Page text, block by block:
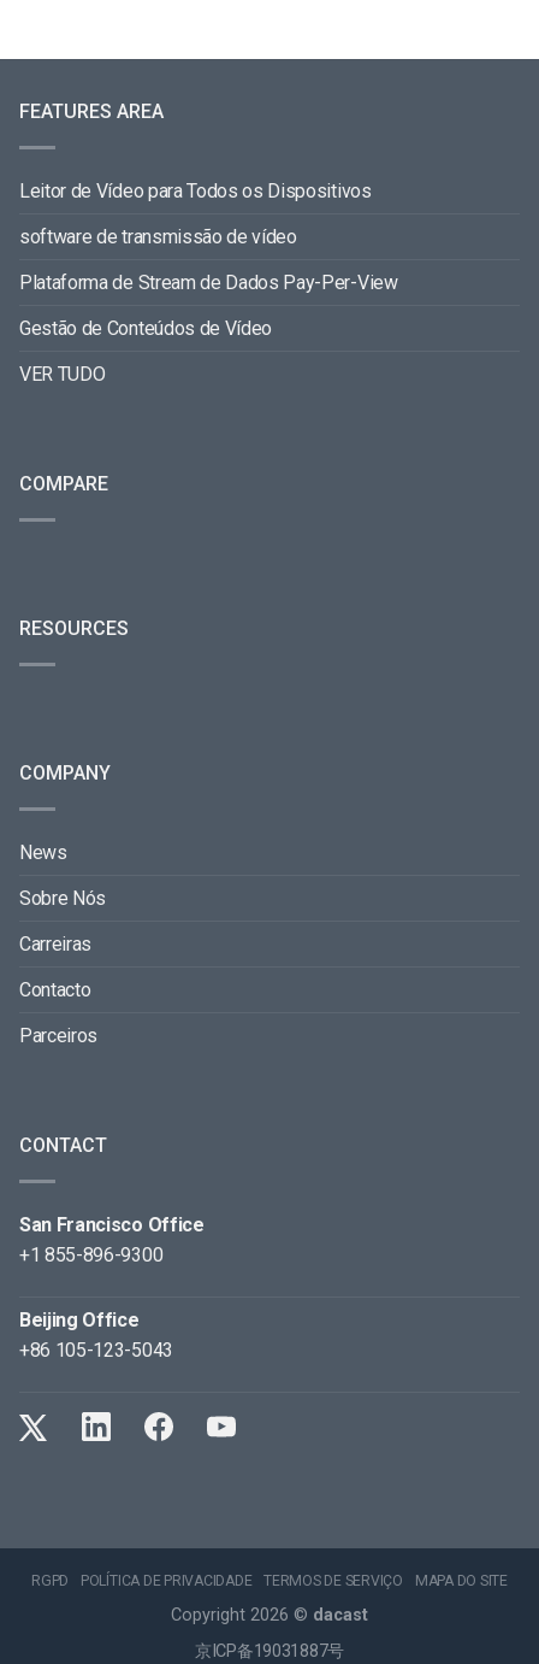
FEATURES AREA
Leitor de Vídeo para Todos os Dispositivos
software de transmissão de vídeo
Plataforma de Stream de Dados Pay-Per-View
Gestão de Conteúdos de Vídeo
VER TUDO
COMPARE
RESOURCES
COMPANY
News
Sobre Nós
Carreiras
Contacto
Parceiros
CONTACT
San Francisco Office
+1 855-896-9300
Beijing Office
+86 105-123-5043
RGPD POLÍTICA DE PRIVACIDADE TERMOS DE SERVIÇO MAPA DO SITE
Copyright 2026 © dacast
京ICP备19031887号